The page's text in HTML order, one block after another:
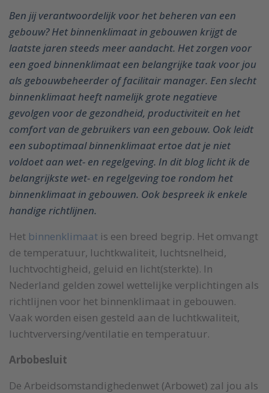
Ben jij verantwoordelijk voor het beheren van een
gebouw? Het binnenklimaat in gebouwen krijgt de
laatste jaren steeds meer aandacht. Het zorgen voor
een goed binnenklimaat een belangrijke taak voor jou
als gebouwbeheerder of facilitair manager. Een slecht
binnenklimaat heeft namelijk grote negatieve
gevolgen voor de gezondheid, productiviteit en het
comfort van de gebruikers van een gebouw. Ook leidt
een suboptimaal binnenklimaat ertoe dat je niet
voldoet aan wet- en regelgeving. In dit blog licht ik de
belangrijkste wet- en regelgeving toe rondom het
binnenklimaat in gebouwen. Ook bespreek ik enkele
handige richtlijnen.
Het binnenklimaat is een breed begrip. Het omvangt
de temperatuur, luchtkwaliteit, luchtsnelheid,
luchtvochtigheid, geluid en licht(sterkte). In
Nederland gelden zowel wettelijke verplichtingen als
richtlijnen voor het binnenklimaat in gebouwen.
Vaak worden eisen gesteld aan de luchtkwaliteit,
luchtverversing/ventilatie en temperatuur.
Arbobesluit
De Arbeidsomstandighedenwet (Arbowet) zal jou als